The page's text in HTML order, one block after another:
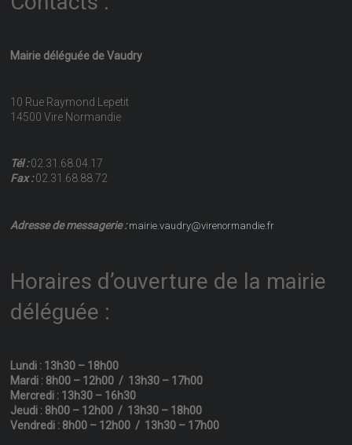
Mairie déléguée de Vaudry
10 Rue Raymond Lepetit
14500 Vire Normandie
Tél :02.31.68.04.17
Fax :02.31.68.88.72
Adresse de messagerie :mairie.vaudry@virenormandie.fr
Horaires d’ouverture de la mairie
déléguée :
Lundi : 13h30 – 18h00
Mardi : 8h00 – 12h00 / 13h30 – 17h00
Mercredi : 13h30 – 16h30
Jeudi : 8h00 – 12h00 / 13h30 – 18h00
Vendredi : 8h00 – 12h00 / 13h30 – 17h00